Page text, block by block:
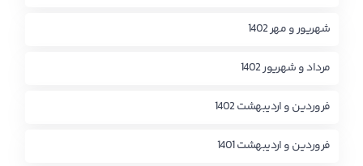
شهریور و مهر 1402
مرداد و شهریور 1402
فروردین و اردیبهشت 1402
فروردین و اردیبهشت 1401